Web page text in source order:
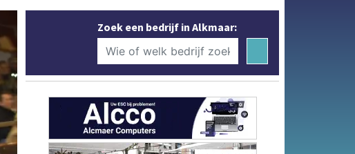
Zoek een bedrijf in Alkmaar: